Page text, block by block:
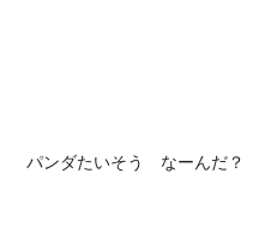
パンダたいそう なーんだ？